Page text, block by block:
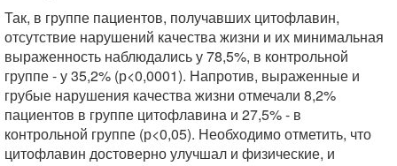
Так, в группе пациентов, получавших цитофлавин,
отсутствие нарушений качества жизни и их минимальная
выраженность наблюдались у 78,5%, в контрольной
группе - у 35,2% (р<0,0001). Напротив, выраженные и
грубые нарушения качества жизни отмечали 8,2%
пациентов в группе цитофлавина и 27,5% - в
контрольной группе (р<0,05). Необходимо отметить, что
цитофлавин достоверно улучшал и физические, и